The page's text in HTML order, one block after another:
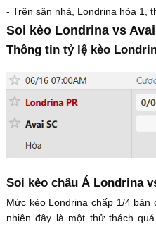
- Trên sân nhà, Londrina hòa 1,
Soi kèo Londrina vs
Thông tin tỷ lệ kèo
Soi kèo châu Á Londrina
Mức kèo Londrina chấp 1/4
nhiên đây là một thử thách